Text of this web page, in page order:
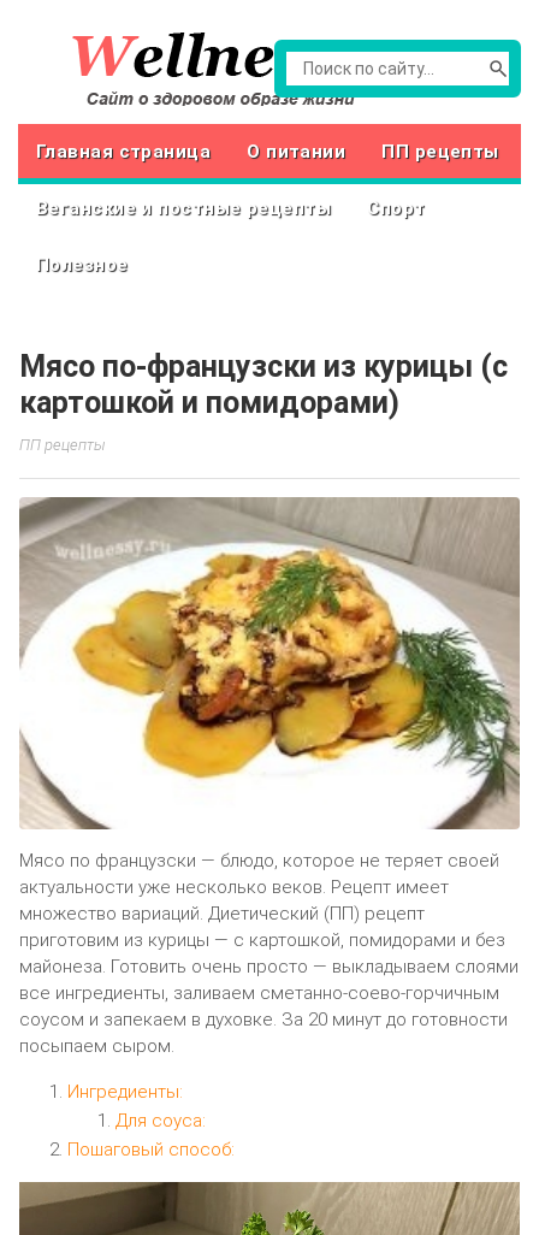
Главная страница О питании ПП рецепты
Веганские и постные рецепты Спорт
Полезное
Мясо по-французски из курицы (с
картошкой и помидорами)
ПП рецепты
Мясо по французски — блюдо, которое не теряет своей
актуальности уже несколько веков. Рецепт имеет
множество вариаций. Диетический (ПП) рецепт
приготовим из курицы — с картошкой, помидорами и без
майонеза. Готовить очень просто — выкладываем слоями
все ингредиенты, заливаем сметанно-соево-горчичным
соусом и запекаем в духовке. За 20 минут до готовности
посыпаем сыром.
Ингредиенты:
Для соуса:
Пошаговый способ: